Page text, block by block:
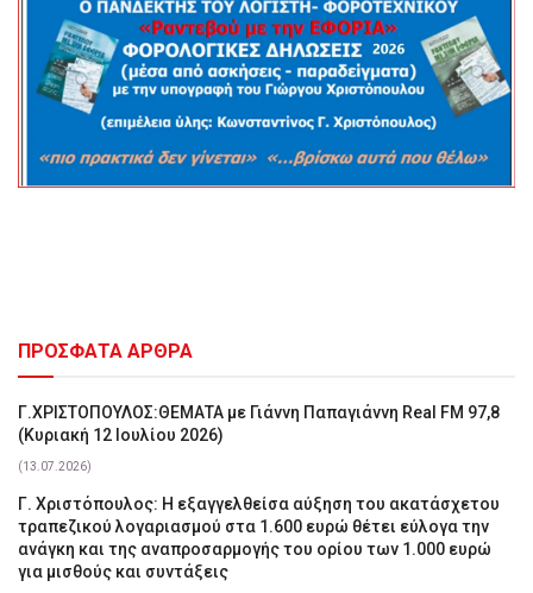
ΠΡΟΣΦΑΤΑ ΑΡΘΡΑ
Γ.ΧΡΙΣΤΟΠΟΥΛΟΣ:ΘΕΜΑΤΑ με Γιάννη Παπαγιάννη Real FM 97,8
(Κυριακή 12 Ιουλίου 2026)
(13.07.2026)
Γ. Χριστόπουλος: Η εξαγγελθείσα αύξηση του ακατάσχετου
τραπεζικού λογαριασμού στα 1.600 ευρώ θέτει εύλογα την
ανάγκη και της αναπροσαρμογής του ορίου των 1.000 ευρώ
για μισθούς και συντάξεις